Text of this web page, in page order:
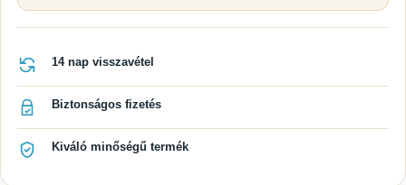
14 nap visszavétel
Biztonságos fizetés
Kiváló minőségű termék